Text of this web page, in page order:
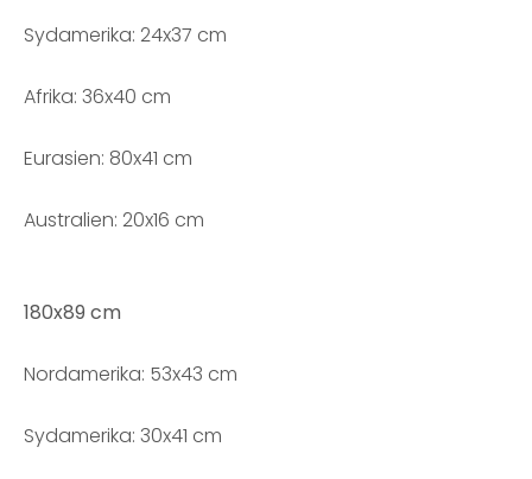
Sydamerika: 24x37 cm
Afrika: 36x40 cm
Eurasien: 80x41 cm
Australien: 20x16 cm
180x89 cm
Nordamerika: 53x43 cm
Sydamerika: 30x41 cm